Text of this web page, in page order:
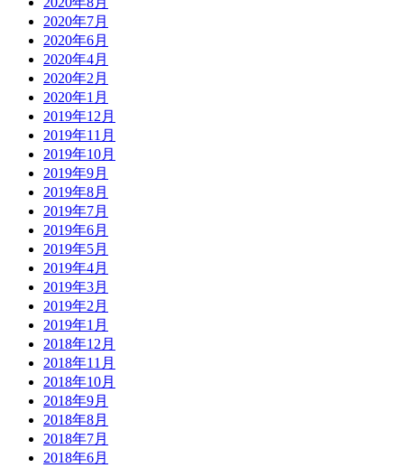
2020年7月
2020年6月
2020年4月
2020年2月
2020年1月
2019年12月
2019年11月
2019年10月
2019年9月
2019年8月
2019年7月
2019年6月
2019年5月
2019年4月
2019年3月
2019年2月
2019年1月
2018年12月
2018年11月
2018年10月
2018年9月
2018年8月
2018年7月
2018年6月